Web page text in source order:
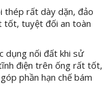
thép rất dày dặn, đảo
tốt, tuyệt đối an toàn
dụng nối đất khi sử
điện trên ống rất tốt,
phần hạn chế bám